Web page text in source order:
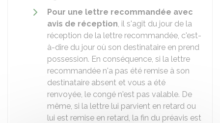
Pour une lettre recommandée avec
avis de réception, il s'agit du jour de la
réception de la lettre recommandée, c'est-
à-dire du jour où son destinataire en prend
possession. En conséquence, si la lettre
recommandée n'a pas été remise à son
destinataire absent et vous a été
renvoyée, le congé n'est pas valable. De
même, si la lettre lui parvient en retard ou
lui est remise en retard, la fin du préavis est